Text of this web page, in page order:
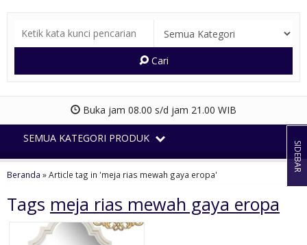
Cari
Buka jam 08.00 s/d jam 21.00 WIB
SEMUA KATEGORI PRODUK
Beranda »Article tag in 'meja rias mewah gaya eropa'
Tags meja rias mewah gaya eropa
SIDEBAR